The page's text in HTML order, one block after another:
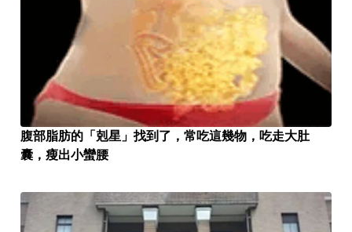
腹部脂肪的「剋星」找到了，常吃這幾物，吃走大肚
囊，瘦出小蠻腰